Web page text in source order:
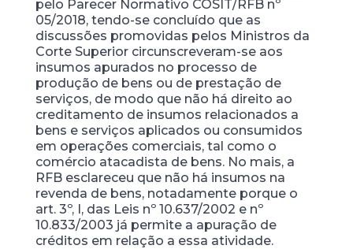
pelo Parecer Normativo COSIT/RFB nº
05/2018, tendo-se concluído que as
discussões promovidas pelos Ministros da
Corte Superior circunscreveram-se aos
insumos apurados no processo de
produção de bens ou de prestação de
serviços, de modo que não há direito ao
creditamento de insumos relacionados a
bens e serviços aplicados ou consumidos
em operações comerciais, tal como o
comércio atacadista de bens. No mais, a
RFB esclareceu que não há insumos na
revenda de bens, notadamente porque o
art. 3º, I, das Leis nº 10.637/2002 e nº
10.833/2003 já permite a apuração de
créditos em relação a essa atividade.